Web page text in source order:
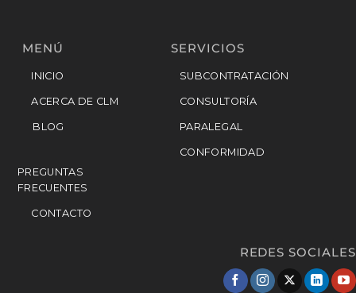
MENÚ
INICIO
ACERCA DE CLM
BLOG
PREGUNTAS
FRECUENTES
CONTACTO
SERVICIOS
SUBCONTRATACIÓN
CONSULTORÍA
PARALEGAL
CONFORMIDAD
REDES SOCIALES